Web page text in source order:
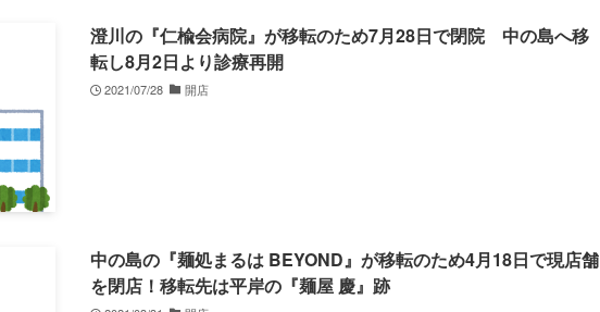
澄川の『仁楡会病院』が移転のため7月28日で閉院 中の島へ移
転し8月2日より診療再開
2021/07/28 開店
中の島の『麺処まるは BEYOND』が移転のため4月18日で現店舗
を閉店！移転先は平岸の『麺屋 慶』跡